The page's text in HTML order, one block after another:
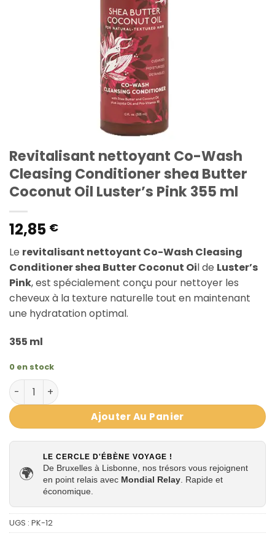
Revitalisant nettoyant Co-Wash
Cleasing Conditioner shea Butter
Coconut Oil Luster’s Pink 355 ml
12,85 €
Le revitalisant nettoyant Co-Wash Cleasing
Conditioner shea Butter Coconut Oil de Luster’s
Pink, est spécialement conçu pour nettoyer les
cheveux à la texture naturelle tout en maintenant
une hydratation optimal.
355 ml
0 en stock
quantité de Revitalisant nettoyant Co-Wash Cleasing
Ajouter Au Panier
🌍
LE CERCLE D'ÉBÈNE VOYAGE !
De Bruxelles à Lisbonne, nos trésors vous rejoignent
en point relais avec Mondial Relay. Rapide et
économique.
UGS : PK-12